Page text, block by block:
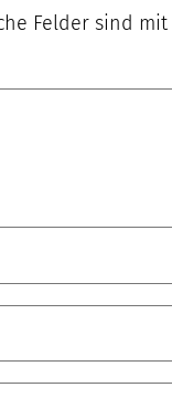
Felder sind mit